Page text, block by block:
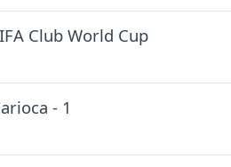
Club World Cup
- 1